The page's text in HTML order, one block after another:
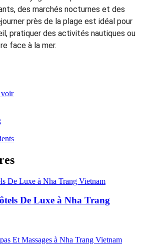
des marchés nocturnes et des
près de la plage est idéal pour
pratiquer des activités nautiques ou
face à la mer.
voir
De Luxe à Nha Trang